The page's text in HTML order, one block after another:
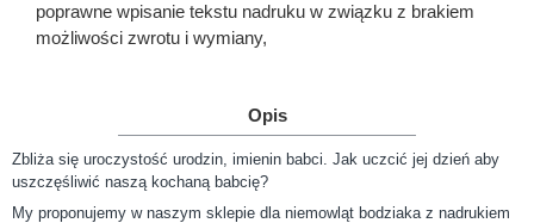
poprawne wpisanie tekstu nadruku w związku z brakiem
możliwości zwrotu i wymiany,
Opis
Zbliża się uroczystość urodzin, imienin babci. Jak uczcić jej dzień aby
uszczęśliwić naszą kochaną babcię?
My proponujemy w naszym sklepie dla niemowląt bodziaka z nadrukiem